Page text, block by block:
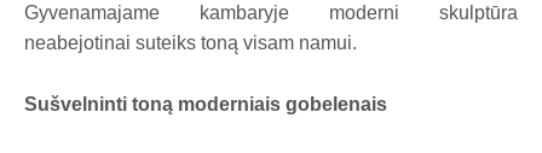
Gyvenamajame kambaryje moderni skulptūra
neabejotinai suteiks toną visam namui.
Sušvelninti toną moderniais gobelenais